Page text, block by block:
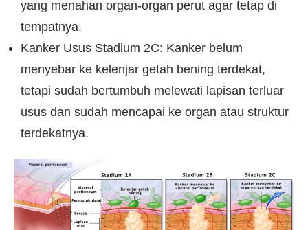
yang menahan organ-organ perut agar tetap di
tempatnya.
Kanker Usus Stadium 2C: Kanker belum
menyebar ke kelenjar getah bening terdekat,
tetapi sudah bertumbuh melewati lapisan terluar
usus dan sudah mencapai ke organ atau struktur
terdekatnya.